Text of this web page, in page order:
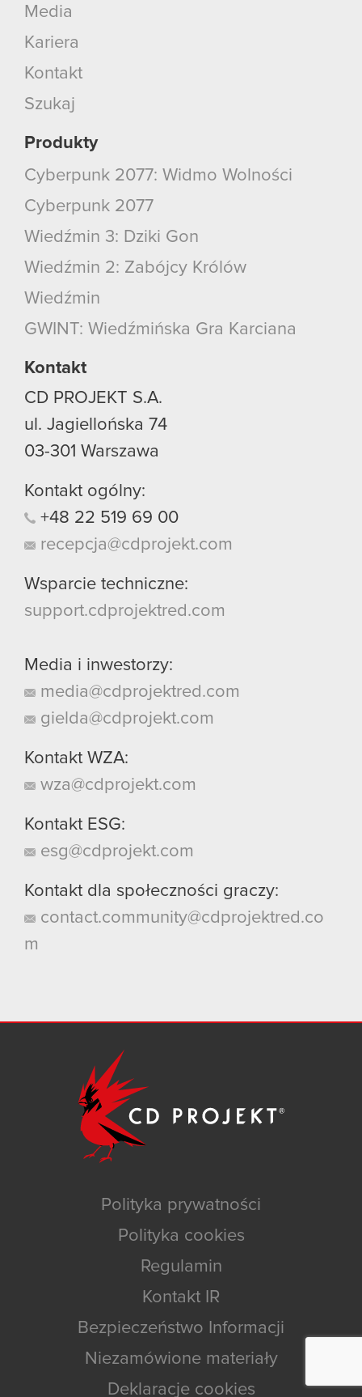
Media
Kariera
Kontakt
Szukaj
Produkty
Cyberpunk 2077: Widmo Wolności
Cyberpunk 2077
Wiedźmin 3: Dziki Gon
Wiedźmin 2: Zabójcy Królów
Wiedźmin
GWINT: Wiedźmińska Gra Karciana
Kontakt
CD PROJEKT S.A.
ul. Jagiellońska 74
03-301 Warszawa
Kontakt ogólny:
+48 22 519 69 00
recepcja@cdprojekt.com
Wsparcie techniczne:
support.cdprojektred.com
Media i inwestorzy:
media@cdprojektred.com
gielda@cdprojekt.com
Kontakt WZA:
wza@cdprojekt.com
Kontakt ESG:
esg@cdprojekt.com
Kontakt dla społeczności graczy:
contact.community@cdprojektred.co
m
Polityka prywatności
Polityka cookies
Regulamin
Kontakt IR
Bezpieczeństwo Informacji
Niezamówione materiały
Deklaracje cookies